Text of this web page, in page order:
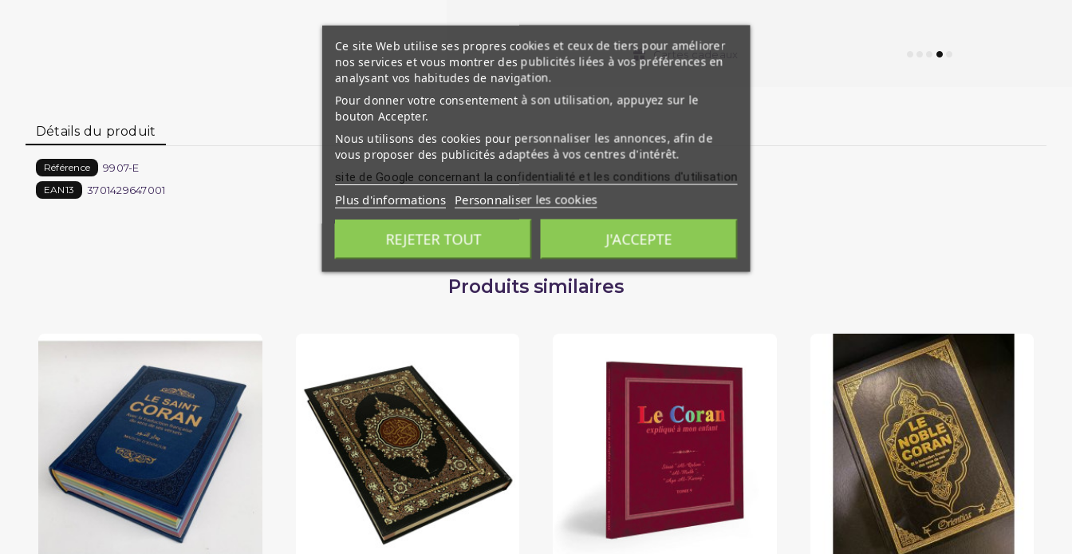
Cartes cadeaux
Détails du produit
Référence 9907-E
EAN13 3701429647001
Produits similaires
Ce site Web utilise ses propres cookies et ceux de tiers pour améliorer
nos services et vous montrer des publicités liées à vos préférences en
analysant vos habitudes de navigation.
Pour donner votre consentement à son utilisation, appuyez sur le
bouton Accepter.
Nous utilisons des cookies pour personnaliser les annonces, afin de
vous proposer des publicités adaptées à vos centres d'intérêt.
site de Google concernant la confidentialité et les conditions d'utilisation
Plus d'informations Personnaliser les cookies
REJETER TOUT J'ACCEPTE